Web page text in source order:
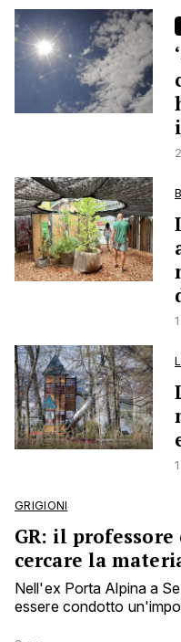
GRIGIONI
GR: il
cercare la
Nell'ex Porta Alpina a
essere condotto